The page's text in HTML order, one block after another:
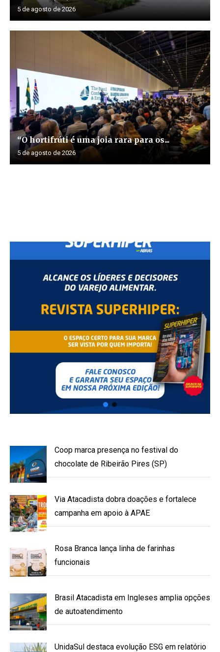
5 de agosto de 2026
“O hortifrúti é uma joia rara para os...
5 de agosto de 2026
Coop marca presença no festival do
chocolate de Ribeirão Pires (SP)
Via Atacadista dobra doações e fortalece
campanha em apoio à APAE
Rosa Branca lança linha de farinhas
funcionais
Brasil Atacadista em Ingleses amplia opções
de autoatendimento
UnidaSul destaca evolução ESG em relatório